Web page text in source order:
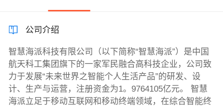
公司介绍
智慧海派科技有限公司（以下简称“智慧海派”）是中国
航天科工集团旗下的一家军民融合高科技企业，公司致
力于发展“未来世界之智能个人生活产品”的研发、设
计、生产与运营，注册资金为1。9764105亿元。 智慧
海派立足于移动互联网和移动终端领域，在综合智能终